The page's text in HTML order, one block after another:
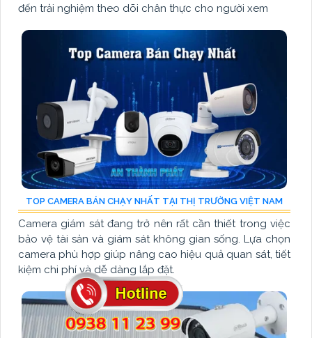
đến trải nghiệm theo dõi chân thực cho người xem
TOP CAMERA BÁN CHẠY NHẤT TẠI THỊ TRƯỜNG VIỆT NAM
Camera giám sát đang trở nên rất cần thiết trong việc
bảo vệ tài sản và giám sát không gian sống. Lựa chọn
camera phù hợp giúp nâng cao hiệu quả quan sát, tiết
kiệm chi phí và dễ dàng lắp đặt.